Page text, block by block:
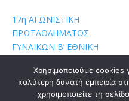
17η ΑΓΩΝΙΣΤΙΚΗ
ΠΡΩΤΑΘΛΗΜΑΤΟΣ
ΓΥΝΑΙΚΩΝ Β’ ΕΘΝΙΚΗ
Χρησιμοποιούμε cookies
καλύτερη δυνατή εμπειρία
χρησιμοποιείτε τη